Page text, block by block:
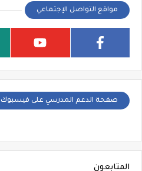
مواقع التواصل الإجتماعي
صفحة الدعم المدرسي على فيسبوك
المتابعون